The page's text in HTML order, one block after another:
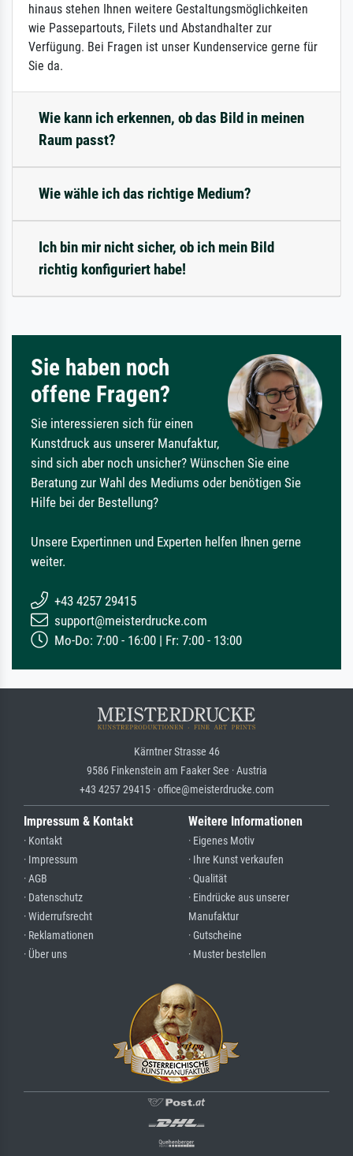
hinaus stehen Ihnen weitere Gestaltungsmöglichkeiten
wie Passepartouts, Filets und Abstandhalter zur
Verfügung. Bei Fragen ist unser Kundenservice gerne für
Sie da.
Wie kann ich erkennen, ob das Bild in meinen
Raum passt?
Wie wähle ich das richtige Medium?
Ich bin mir nicht sicher, ob ich mein Bild
richtig konfiguriert habe!
Sie haben noch
offene Fragen?
Sie interessieren sich für einen
Kunstdruck aus unserer Manufaktur,
sind sich aber noch unsicher? Wünschen Sie eine
Beratung zur Wahl des Mediums oder benötigen Sie
Hilfe bei der Bestellung?
Unsere Expertinnen und Experten helfen Ihnen gerne
weiter.
+43 4257 29415
support@meisterdrucke.com
Mo-Do: 7:00 - 16:00 | Fr: 7:00 - 13:00
Kärntner Strasse 46
9586 Finkenstein am Faaker See · Austria
+43 4257 29415 · office@meisterdrucke.com
Impressum & Kontakt
· Kontakt
· Impressum
· AGB
· Datenschutz
· Widerrufsrecht
· Reklamationen
· Über uns
Weitere Informationen
· Eigenes Motiv
· Ihre Kunst verkaufen
· Qualität
· Eindrücke aus unserer
Manufaktur
· Gutscheine
· Muster bestellen